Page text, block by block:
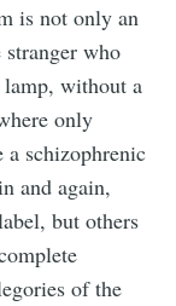
is not only an
who
lamp, without a
only
a schizophrenic
and again,
but others
of the